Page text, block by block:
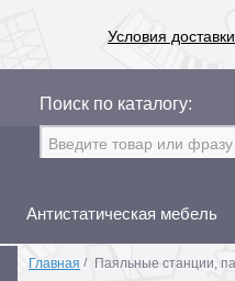
Условия доставки
Поиск по каталогу:
Антистатическая мебель
Главная / Паяльные станции,